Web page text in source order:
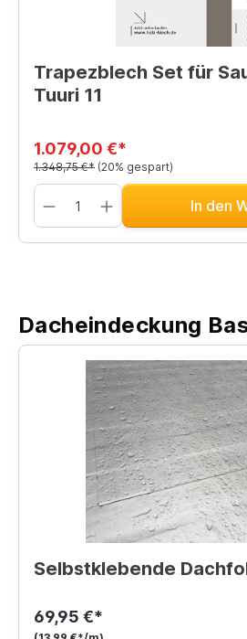
Trapezblech Set für
Tuuri 11
1.079,00 €*
1.348,75 €* (20% gespart)
In den
Dacheindeckung
Selbstklebende
69,95 €*